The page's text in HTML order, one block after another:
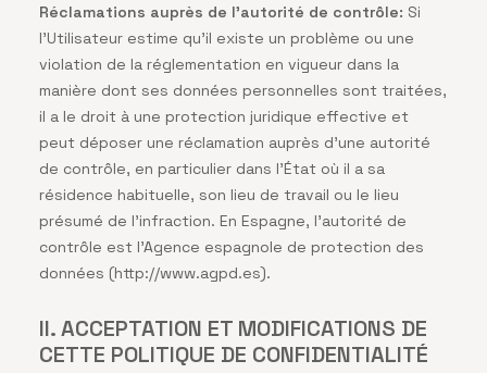
Réclamations auprès de l’autorité de contrôle: Si
l’Utilisateur estime qu’il existe un problème ou une
violation de la réglementation en vigueur dans la
manière dont ses données personnelles sont traitées,
il a le droit à une protection juridique effective et
peut déposer une réclamation auprès d’une autorité
de contrôle, en particulier dans l’État où il a sa
résidence habituelle, son lieu de travail ou le lieu
présumé de l’infraction. En Espagne, l’autorité de
contrôle est l’Agence espagnole de protection des
données (http://www.agpd.es).
II. ACCEPTATION ET MODIFICATIONS DE
CETTE POLITIQUE DE CONFIDENTIALITÉ